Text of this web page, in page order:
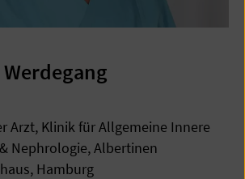
Arzt, Klinik für Allgemeine Innere
Nephrologie, Albertinen
Hamburg